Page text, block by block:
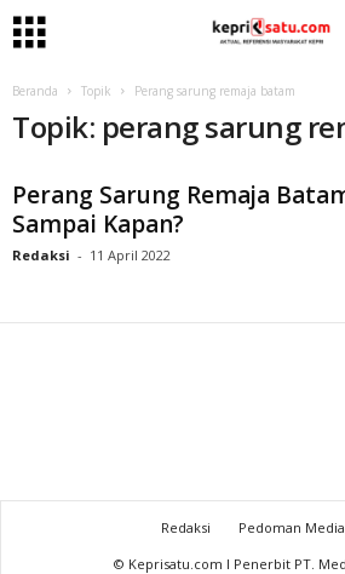
Beranda Topik Perang sarung remaja batam
Topik: perang sarung
Perang Sarung Remaja
Sampai Kapan?
Redaksi - 11 April 2022
Redaksi
Pedoman
© Keprisatu.com I Penerbit PT.